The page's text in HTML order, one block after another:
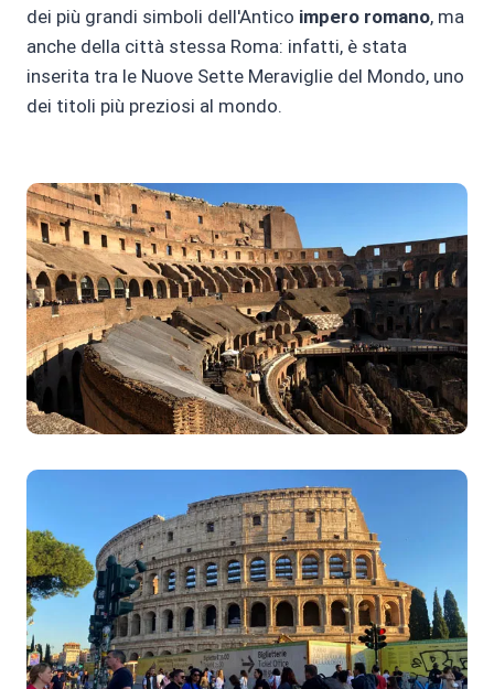
dei più grandi simboli dell'Antico impero romano, ma
anche della città stessa Roma: infatti, è stata
inserita tra le Nuove Sette Meraviglie del Mondo, uno
dei titoli più preziosi al mondo.